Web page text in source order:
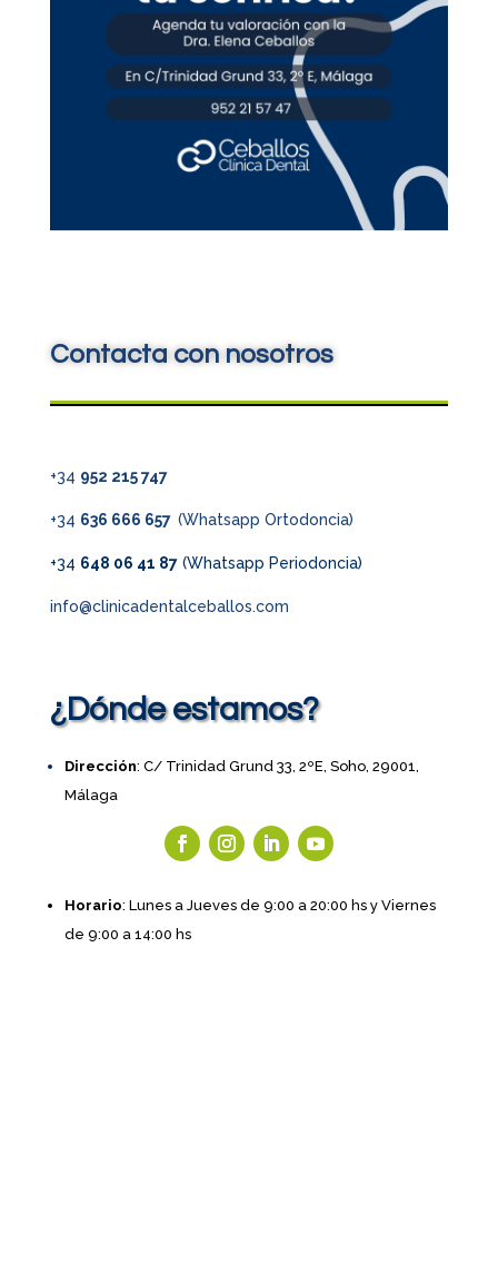
Contacta con nosotros
+34 952 215 747
+34 636 666 657 (Whatsapp Ortodoncia)
+34 648 06 41 87(Whatsapp Periodoncia)
info@clinicadentalceballos.com
¿Dónde estamos?
Dirección: C/ Trinidad Grund 33, 2ºE, Soho, 29001,
Málaga
Horario: Lunes a Jueves de 9:00 a 20:00 hs y Viernes
de 9:00 a 14:00 hs